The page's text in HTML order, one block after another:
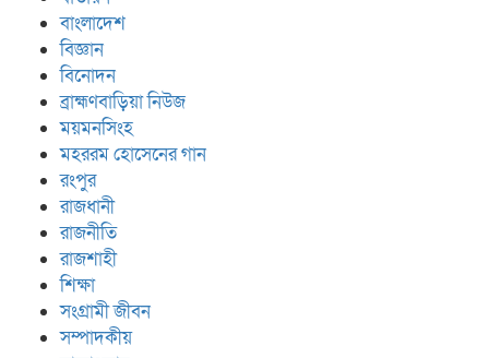
বাংলাদেশ
বিজ্ঞান
বিনোদন
ব্রাহ্মণবাড়িয়া নিউজ
ময়মনসিংহ
মহররম হোসেনের গান
রংপুর
রাজধানী
রাজনীতি
রাজশাহী
শিক্ষা
সংগ্রামী জীবন
সম্পাদকীয়